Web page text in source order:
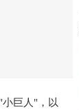
巨人"，以